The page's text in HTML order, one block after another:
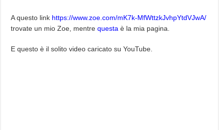
A questo link https://www.zoe.com/mK7k-MfWttzkJvhpYtdVJwA/
trovate un mio Zoe, mentrequesta è la mia pagina.
E questo è il solito video caricato su YouTube.